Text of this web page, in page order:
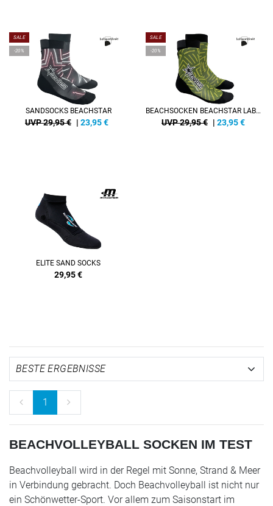
SALE
-20%
SANDSOCKS BEACHSTAR
UVP 29,95 € | 23,95€
SALE
-20%
BEACHSOCKEN BEACHSTAR LABYRINTH
UVP 29,95 € | 23,95€
ELITE SAND SOCKS
29,95€
1
BEACHVOLLEYBALL SOCKEN IM TEST
Beachvolleyball wird in der Regel mit Sonne, Strand & Meer
in Verbindung gebracht. Doch Beachvolleyball ist nicht nur
ein Schönwetter-Sport. Vor allem zum Saisonstart im